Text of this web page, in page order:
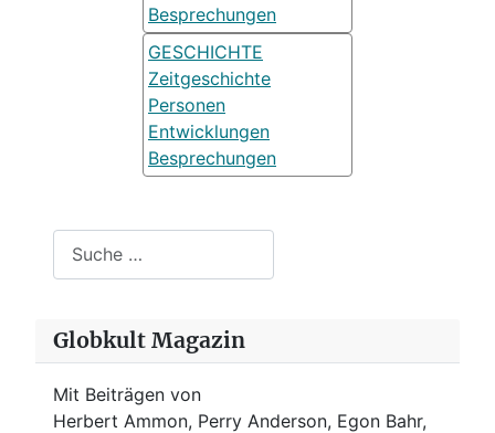
Besprechungen
GESCHICHTE
Zeitgeschichte
Personen
Entwicklungen
Besprechungen
Globkult Magazin
Mit Beiträgen von
Herbert Ammon, Perry Anderson, Egon Bahr,